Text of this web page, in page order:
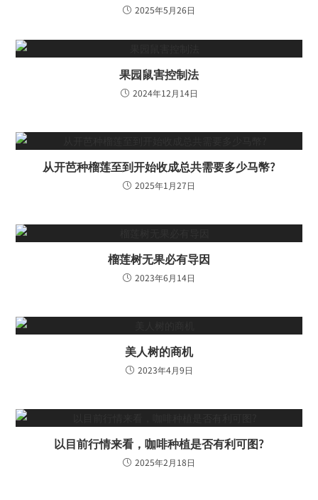
2025年5月26日
果园鼠害控制法
2024年12月14日
从开芭种榴莲至到开始收成总共需要多少马幣?
2025年1月27日
榴莲树无果必有导因
2023年6月14日
美人树的商机
2023年4月9日
以目前行情来看，咖啡种植是否有利可图?
2025年2月18日